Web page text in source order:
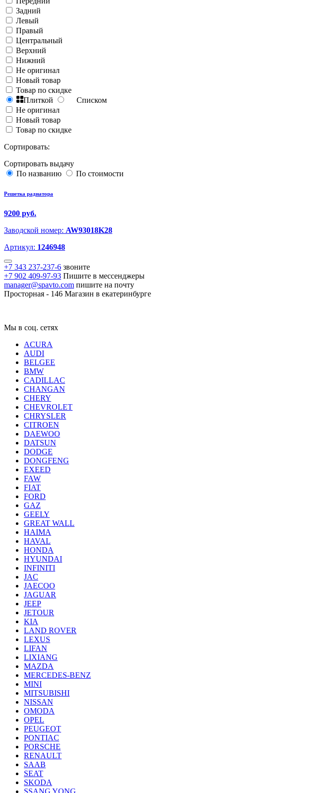
Задний
Левый
Правый
Центральный
Верхний
Нижний
Не оригинал
Новый товар
Товар по скидке
Плиткой
Списком
Не оригинал
Новый товар
Товар по скидке
Сортировать:
Сортировать выдачу
По названию
По стоимости
Решетка радиатора
9200 руб.
Заводской номер: AW93018K28
Артикул: 1246948
+7 343 237-237-6 звоните
+7 902 409-97-93 Пишите в мессенджеры
manager@spavto.com пишите на почту
Просторная - 146 Магазин в екатеринбурге
Мы в соц. сетях
ACURA
AUDI
BELGEE
BMW
CADILLAC
CHANGAN
CHERY
CHEVROLET
CHRYSLER
CITROEN
DAEWOO
DATSUN
DODGE
DONGFENG
EXEED
FAW
FIAT
FORD
GAZ
GEELY
GREAT WALL
HAIMA
HAVAL
HONDA
HYUNDAI
INFINITI
JAC
JAECOO
JAGUAR
JEEP
JETOUR
KIA
LAND ROVER
LEXUS
LIFAN
LIXIANG
MAZDA
MERCEDES-BENZ
MINI
MITSUBISHI
NISSAN
OMODA
OPEL
PEUGEOT
PONTIAC
PORSCHE
RENAULT
SAAB
SEAT
SKODA